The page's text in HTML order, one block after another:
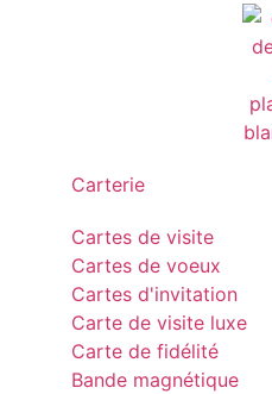
Carterie
Cartes de visite
Cartes de voeux
Cartes d'invitation
Carte de visite luxe
Carte de fidélité
Bande magnétique